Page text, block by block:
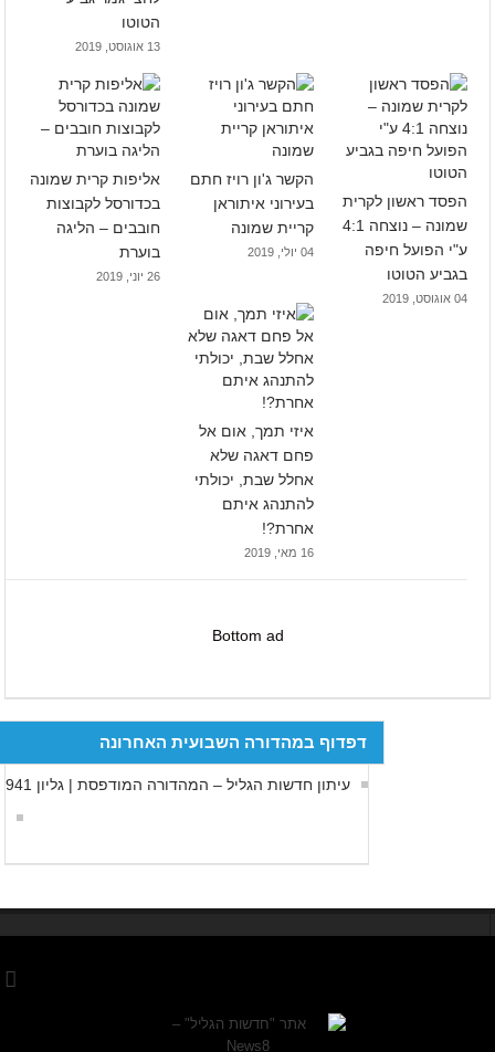
הטוטו
13 אוגוסט, 2019
הפסד ראשון לקרית
שמונה – נוצחה 4:1
ע"י הפועל חיפה
בגביע הטוטו
04 אוגוסט, 2019
הקשר ג'ון רויז חתם
בעירוני איתוראן
קריית שמונה
04 יולי, 2019
אליפות קרית שמונה
בכדורסל לקבוצות
חובבים – הליגה
בוערת
26 יוני, 2019
איזי תמך, אום אל
פחם דאגה שלא
אחלל שבת, יכולתי
להתנהג איתם
אחרת?!
16 מאי, 2019
Bottom ad
דפדוף במהדורה השבועית האחרונה
עיתון חדשות הגליל – המהדורה המודפסת | גליון 941